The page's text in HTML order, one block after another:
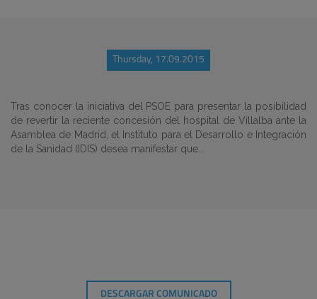
Thursday, 17.09.2015
Tras conocer la iniciativa del PSOE para presentar la posibilidad
de revertir la reciente concesión del hospital de Villalba ante la
Asamblea de Madrid, el Instituto para el Desarrollo e Integración
de la Sanidad (IDIS) desea manifestar que...
DESCARGAR COMUNICADO